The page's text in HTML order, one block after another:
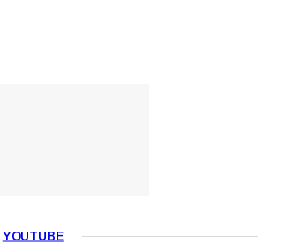
YOUTUBE